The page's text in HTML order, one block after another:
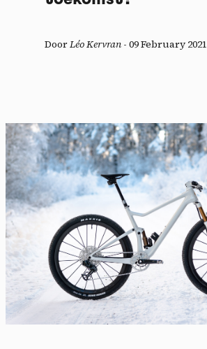
DoorLéo Kervran - 09 February 2021